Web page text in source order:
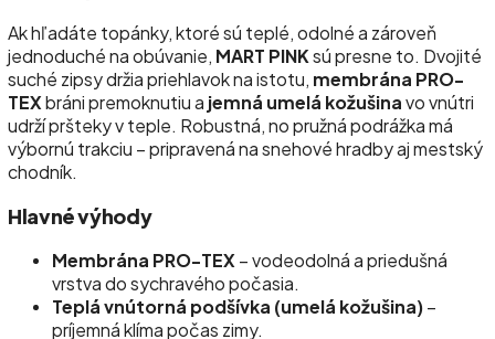
Ak hľadáte topánky, ktoré sú teplé, odolné a zároveň
jednoduché na obúvanie, MART PINKsú presne to. Dvojité
suché zipsy držia priehlavok na istotu, membrána PRO-
TEXbráni premoknutiu a jemná umelá kožušinavo vnútri
udrží pršteky v teple. Robustná, no pružná podrážka má
výbornú trakciu – pripravená na snehové hradby aj mestský
chodník.
Hlavné výhody
Membrána PRO-TEX– vodeodolná a priedušná
vrstva do sychravého počasia.
Teplá vnútorná podšívka (umelá kožušina)–
príjemná klíma počas zimy.